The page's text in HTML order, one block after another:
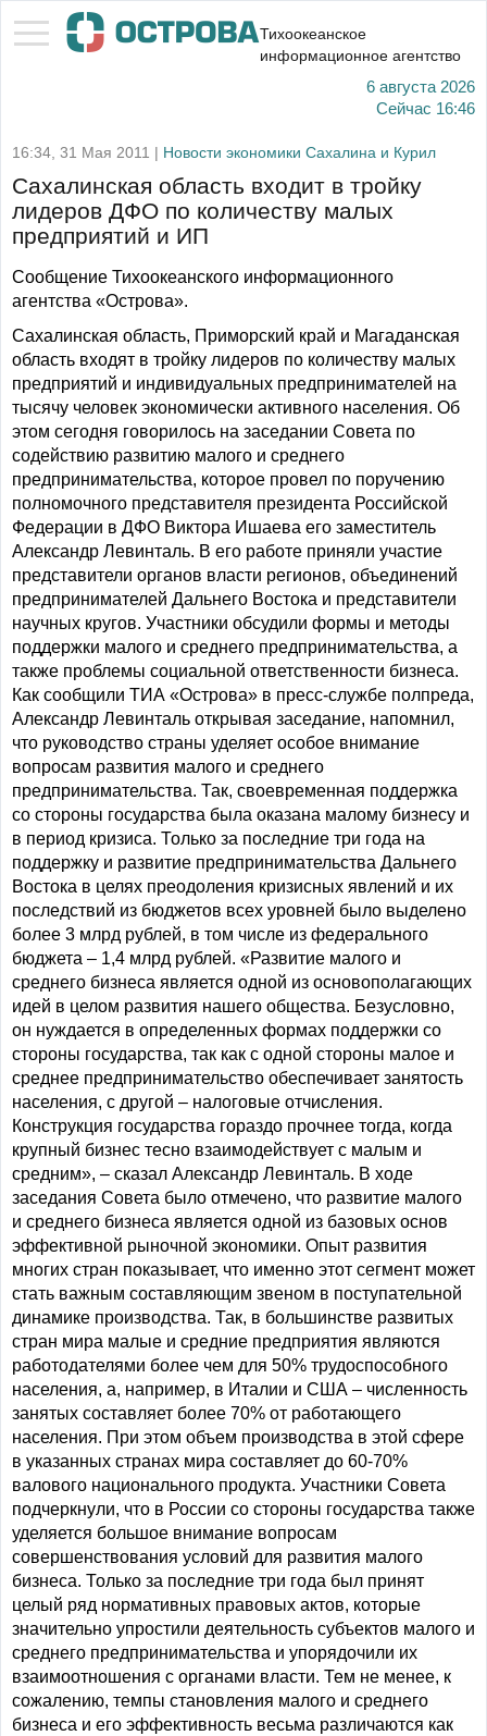
Тихоокеанское
информационное агентство
6 августа 2026
Сейчас 16:46
16:34, 31 Мая 2011 | Новости экономики Сахалина и Курил
Сахалинская область входит в тройку
лидеров ДФО по количеству малых
предприятий и ИП
Сообщение Тихоокеанского информационного
агентства «Острова».
Сахалинская область, Приморский край и Магаданская
область входят в тройку лидеров по количеству малых
предприятий и индивидуальных предпринимателей на
тысячу человек экономически активного населения. Об
этом сегодня говорилось на заседании Совета по
содействию развитию малого и среднего
предпринимательства, которое провел по поручению
полномочного представителя президента Российской
Федерации в ДФО Виктора Ишаева его заместитель
Александр Левинталь. В его работе приняли участие
представители органов власти регионов, объединений
предпринимателей Дальнего Востока и представители
научных кругов. Участники обсудили формы и методы
поддержки малого и среднего предпринимательства, а
также проблемы социальной ответственности бизнеса.
Как сообщили ТИА «Острова» в пресс-службе полпреда,
Александр Левинталь открывая заседание, напомнил,
что руководство страны уделяет особое внимание
вопросам развития малого и среднего
предпринимательства. Так, своевременная поддержка
со стороны государства была оказана малому бизнесу и
в период кризиса. Только за последние три года на
поддержку и развитие предпринимательства Дальнего
Востока в целях преодоления кризисных явлений и их
последствий из бюджетов всех уровней было выделено
более 3 млрд рублей, в том числе из федерального
бюджета – 1,4 млрд рублей. «Развитие малого и
среднего бизнеса является одной из основополагающих
идей в целом развития нашего общества. Безусловно,
он нуждается в определенных формах поддержки со
стороны государства, так как с одной стороны малое и
среднее предпринимательство обеспечивает занятость
населения, с другой – налоговые отчисления.
Конструкция государства гораздо прочнее тогда, когда
крупный бизнес тесно взаимодействует с малым и
средним», – сказал Александр Левинталь. В ходе
заседания Совета было отмечено, что развитие малого
и среднего бизнеса является одной из базовых основ
эффективной рыночной экономики. Опыт развития
многих стран показывает, что именно этот сегмент может
стать важным составляющим звеном в поступательной
динамике производства. Так, в большинстве развитых
стран мира малые и средние предприятия являются
работодателями более чем для 50% трудоспособного
населения, а, например, в Италии и США – численность
занятых составляет более 70% от работающего
населения. При этом объем производства в этой сфере
в указанных странах мира составляет до 60-70%
валового национального продукта. Участники Совета
подчеркнули, что в России со стороны государства также
уделяется большое внимание вопросам
совершенствования условий для развития малого
бизнеса. Только за последние три года был принят
целый ряд нормативных правовых актов, которые
значительно упростили деятельность субъектов малого и
среднего предпринимательства и упорядочили их
взаимоотношения с органами власти. Тем не менее, к
сожалению, темпы становления малого и среднего
бизнеса и его эффективность весьма различаются как